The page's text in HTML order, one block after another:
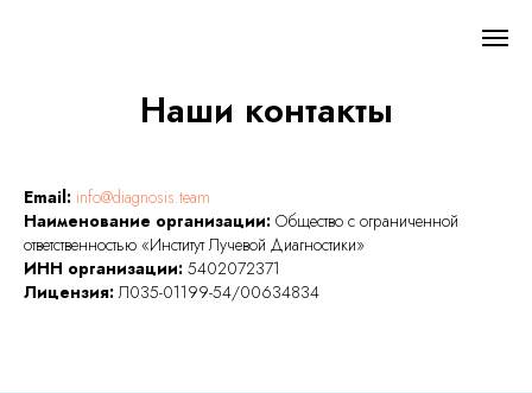
Наши контакты
Email: info@diagnosis.team
Наименование организации: Общество с ограниченной
ответственностью «Институт Лучевой Диагностики»
ИНН организации: 5402072371
Лицензия:Л035-01199-54/00634834